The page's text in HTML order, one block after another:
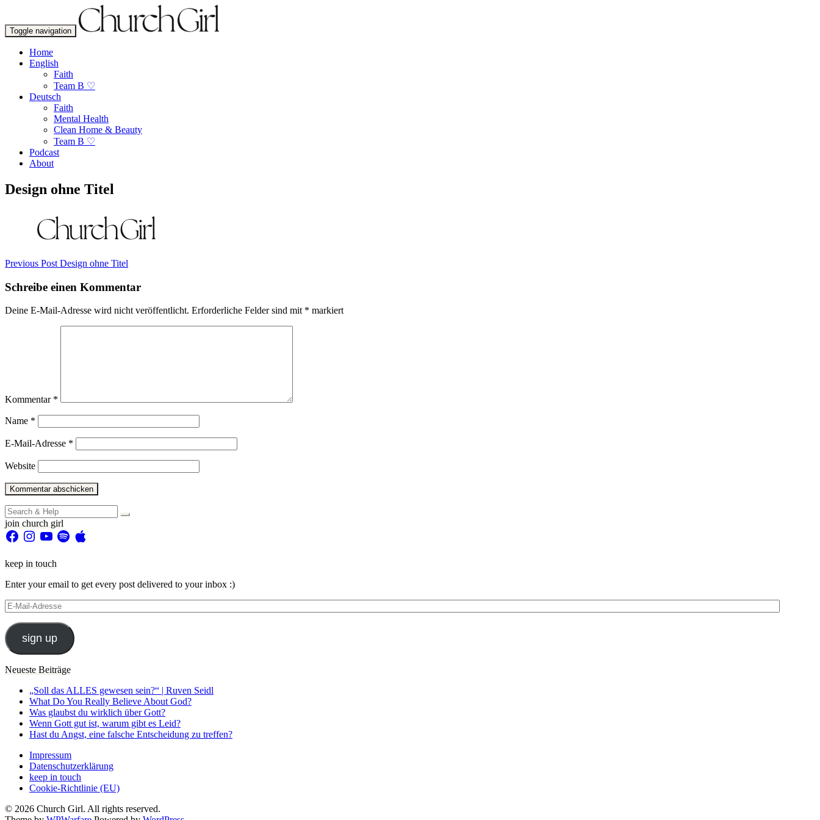
Toggle navigation
Home
English
Faith
Team B ♡
Deutsch
Faith
Mental Health
Clean Home & Beauty
Team B ♡
Podcast
About
Design ohne Titel
Beitragsnavigation
Previous Post Design ohne Titel
Schreibe einen Kommentar
Deine E-Mail-Adresse wird nicht veröffentlicht. Erforderliche Felder sind mit * markiert
Kommentar *
Name *
E-Mail-Adresse *
Website
Search
for:
join church girl
FacebookInstagram
YouTubeSpotifyApple
keep in touch
Enter your email to get every post delivered to your inbox :)
E-
Mail-
Adresse
sign up
Neueste Beiträge
„Soll das ALLES gewesen sein?“ | Ruven Seidl
What Do You Really Believe About God?
Was glaubst du wirklich über Gott?
Wenn Gott gut ist, warum gibt es Leid?
Hast du Angst, eine falsche Entscheidung zu treffen?
Impressum
Datenschutzerklärung
keep in touch
Cookie-Richtlinie (EU)
© 2026 Church Girl. All rights reserved.